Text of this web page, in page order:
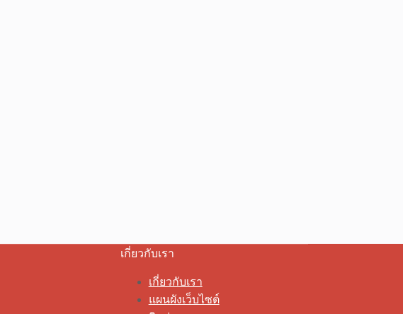
เกี่ยวกับเรา
เกี่ยวกับเรา
แผนผังเว็บไซต์